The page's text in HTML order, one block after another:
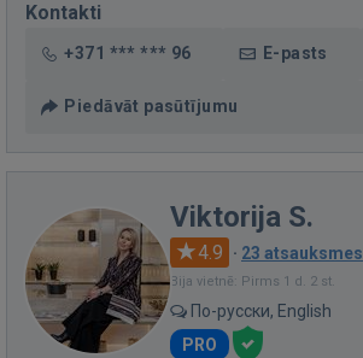
Kontakti
+371 *** *** 96 E-pasts
Piedāvāt pasūtījumu
Viktorija S.
4.9 · 23 atsauksmes
Bija vietnē: Pirms 1 d. 2 st.
По-русски, English
PRO